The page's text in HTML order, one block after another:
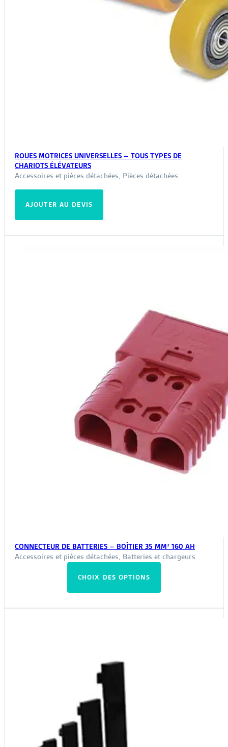
ROUES MOTRICES UNIVERSELLES – TOUS TYPES DE
CHARIOTS ÉLÉVATEURS
Accessoires et pièces détachées, Pièces détachées
AJOUTER AU DEVIS
CONNECTEUR DE BATTERIES – BOÎTIER 35 MM² 160 AH
Accessoires et pièces détachées, Batteries et chargeurs
CHOIX DES OPTIONS
a
plusieurs